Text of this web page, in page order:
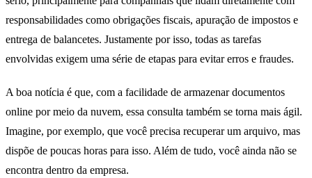
responsabilidades como obrigações fiscais, apuração de impostos e
entrega de balancetes. Justamente por isso, todas as tarefas
envolvidas exigem uma série de etapas para evitar erros e fraudes.
A boa notícia é que, com a facilidade de armazenar documentos
online por meio da nuvem, essa consulta também se torna mais ágil.
Imagine, por exemplo, que você precisa recuperar um arquivo, mas
dispõe de poucas horas para isso. Além de tudo, você ainda não se
encontra dentro da empresa.